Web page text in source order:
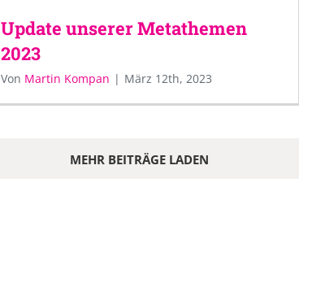
Update unserer Metathemen
2023
Von Martin Kompan | März 12th, 2023
MEHR BEITRÄGE LADEN